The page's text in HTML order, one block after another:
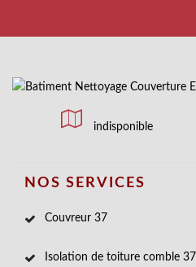
indisponible
NOS SERVICES
Couvreur 37
Isolation de toiture comble 37